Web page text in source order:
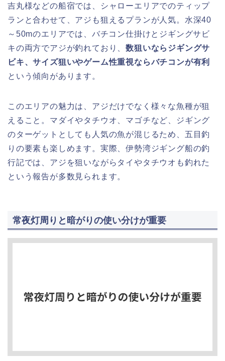
吉丸様などの船宿では、シャローエリアでのティップ
ランと合わせて、アジも狙えるプランが人気。水深40
～50mのエリアでは、バチコン仕掛けとジギングサビ
キの両方でアジが釣れており、数狙いならジギングサ
ビキ、サイズ狙いやゲーム性重視ならバチコンが有利
という傾向があります。
このエリアの魅力は、アジだけでなく様々な魚種が狙
えること。マダイやタチウオ、マゴチなど、ジギング
のターゲットとしても人気の魚が混じるため、五目釣
りの要素も楽しめます。実際、伊勢湾ジギング船の釣
行記では、アジを狙いながらタイやタチウオも釣れた
という報告が多数見られます。
常夜灯周りと暗がりの使い分けが重要